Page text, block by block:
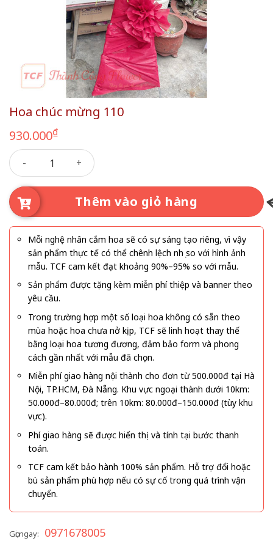
Hoa chúc mừng 110
930.000₫
Hoa chúc mừng 110 số lượng
Thêm vào giỏ hàng
Mỗi nghệ nhân cắm hoa sẽ có sự sáng tạo riêng, vì vậy
sản phẩm thực tế có thể chênh lệch nhẹ so với hình ảnh
mẫu. TCF cam kết đạt khoảng 90%–95% so với mẫu.
Sản phẩm được tặng kèm miễn phí thiệp và banner theo
yêu cầu.
Trong trường hợp một số loại hoa không có sẵn theo
mùa hoặc hoa chưa nở kịp, TCF sẽ linh hoạt thay thế
bằng loại hoa tương đương, đảm bảo form và phong
cách gần nhất với mẫu đã chọn.
Miễn phí giao hàng nội thành cho đơn từ 500.000đ tại Hà
Nội, TP.HCM, Đà Nẵng. Khu vực ngoại thành dưới 10km:
50.000đ–80.000đ; trên 10km: 80.000đ–150.000đ (tùy khu
vực).
Phí giao hàng sẽ được hiển thị và tính tại bước thanh
toán.
TCF cam kết bảo hành 100% sản phẩm. Hỗ trợ đổi hoặc
bù sản phẩm phù hợp nếu có sự cố trong quá trình vận
chuyển.
Gọi ngay: 0971678005